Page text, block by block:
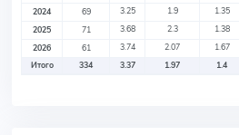
2024
69 3.25 1.9 1.35
2025
71 3.68 2.3 1.38
2026
61 3.74 2.07 1.67
Итого
334 3.37 1.97 1.4